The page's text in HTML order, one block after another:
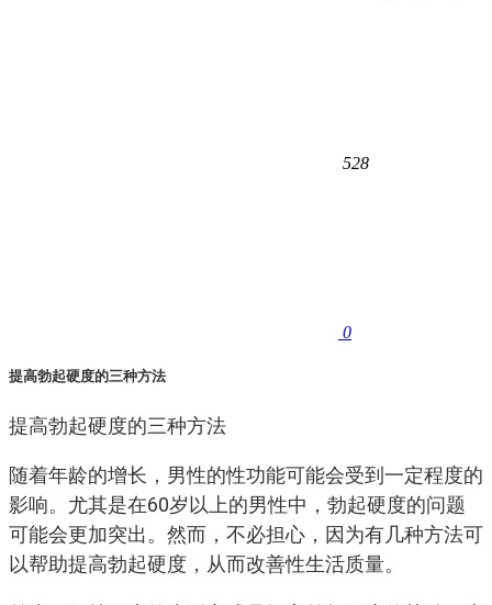
528
0
提高勃起硬度的三种方法
提高勃起硬度的三种方法
随着年龄的增长，男性的性功能可能会受到一定程度的
影响。尤其是在60岁以上的男性中，勃起硬度的问题
可能会更加突出。然而，不必担心，因为有几种方法可
以帮助提高勃起硬度，从而改善性生活质量。